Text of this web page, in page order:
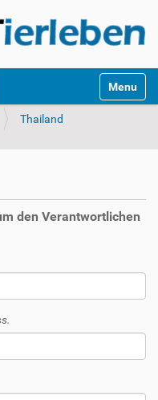
Toggle
Thailand
den Verantwortlichen